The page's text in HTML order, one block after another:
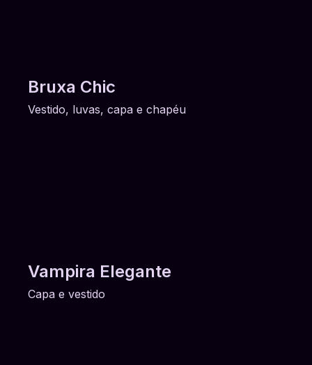
Bruxa Chic
Vestido, luvas, capa e chapéu
Vampira Elegante
Capa e vestido